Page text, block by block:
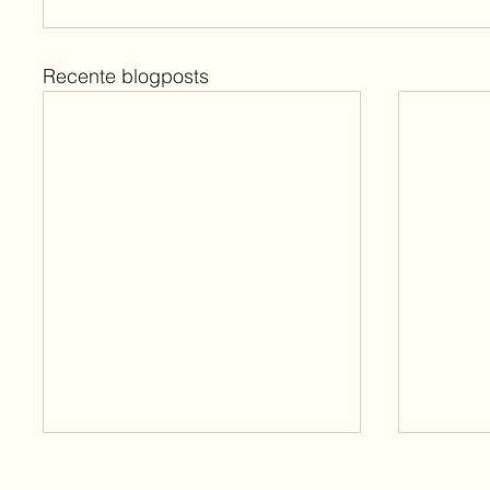
Recente blogposts